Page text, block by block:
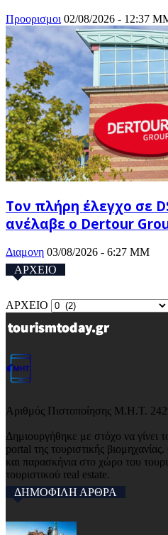
Προορισμοι 02/08/2026 - 12:37
Τον πλήρη έλεγχο σε
ανέλαβε ο Dertour
Διαμονη 03/08/2026 - 6:27 ΜΜ
ΑΡΧΕΙΟ
ΑΡΧΕΙΟ
Αριθμός Πιστοποίησης Μ.Η.Τ.
Δημιουργήθηκε με στόχο να γίνει
portal της τουριστικής
και παρασκήνια στο χώρο του
τουριστικού real estate.
ΔΗΜΟΦΙΛΗ ΑΡΘΡΑ